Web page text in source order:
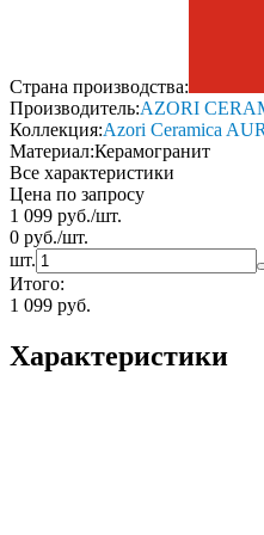
Страна производства:
Производитель:AZORI
Коллекция:Azori Ceramica
Материал:Керамогранит
Все характеристики
Цена по запросу
1 099 руб./шт.
0 руб./шт.
шт.
Итого:
1 099 руб.
Характеристики